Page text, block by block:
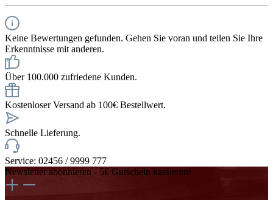
Keine Bewertungen gefunden. Gehen Sie voran und teilen Sie Ihre
Erkenntnisse mit anderen.
Über 100.000 zufriedene Kunden.
Kostenloser Versand ab 100€ Bestellwert.
Schnelle Lieferung.
Service: 02456 / 9999 777
Newsletter abonnieren - 5€ Gutschein kassieren!